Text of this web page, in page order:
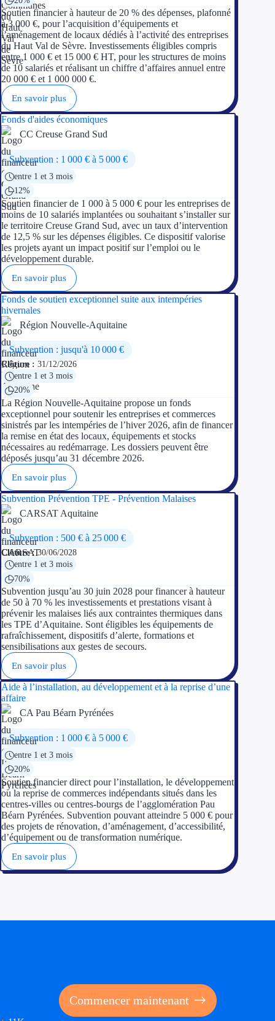
Soutien financier à hauteur de 20 % des dépenses, plafonné
à 3 000 €, pour l’acquisition d’équipements et
l’aménagement de locaux dédiés à l’activité des entreprises
du Haut Val de Sèvre. Investissements éligibles compris
entre 1 000 € et 15 000 € HT, pour les structures de moins
de 10 salariés et réalisant un chiffre d’affaires annuel entre
20 000 € et 1 000 000 €.
En savoir plus
Fonds d'aides économiques
CC Creuse Grand Sud
Subvention : 1 000 € à 5 000 €
entre 1 et 3 mois
12%
Soutien financier de 1 000 à 5 000 € pour les entreprises de
moins de 10 salariés implantées ou souhaitant s’installer sur
le territoire Creuse Grand Sud, avec un taux d’intervention
de 12,5 % sur les dépenses éligibles. Ce dispositif valorise
les projets ayant un impact positif sur l’emploi ou le
développement durable.
En savoir plus
Fonds de soutien exceptionnel suite aux intempéries
hivernales
Région Nouvelle-Aquitaine
Subvention : jusqu'à 10 000 €
Clôture : 31/12/2026
entre 1 et 3 mois
20%
La Région Nouvelle-Aquitaine propose un fonds
exceptionnel pour soutenir les entreprises et commerces
sinistrés par les intempéries de l’hiver 2026, afin de financer
la remise en état des locaux, équipements et stocks
nécessaires au redémarrage. Les dossiers peuvent être
déposés jusqu’au 31 décembre 2026.
En savoir plus
Subvention Prévention TPE - Prévention Malaises
CARSAT Aquitaine
Subvention : 500 € à 25 000 €
Clôture :30/06/2028
entre 1 et 3 mois
70%
Subvention jusqu’au 30 juin 2028 pour financer à hauteur
de 50 à 70 % les investissements et prestations visant à
prévenir les malaises liés aux contraintes thermiques dans
les TPE d’Aquitaine. Sont éligibles les équipements de
rafraîchissement, dispositifs d’alerte, formations et
sensibilisations aux gestes de secours.
En savoir plus
Aide à l’installation, au développement et à la reprise d’une
affaire
CA Pau Béarn Pyrénées
Subvention : 1 000 € à 5 000 €
entre 1 et 3 mois
20%
Soutien financier direct pour l’installation, le développement
ou la reprise de commerces indépendants situés dans les
centres-villes ou centres-bourgs de l’agglomération Pau
Béarn Pyrénées. Subvention pouvant atteindre 5 000 € pour
des projets de rénovation, d’aménagement, d’accessibilité,
d’équipement ou de transformation numérique.
En savoir plus
Commencer maintenant